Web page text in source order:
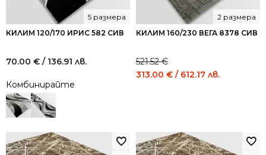
КИЛИМ 120/170 ИРИС 582 СИВ
5 размера
70.00 € / 136.91 лв.
Комбинирайте
КИЛИМ 160/230 ВЕГА 8378 СИВ
2 размера
521.52€
Original
1,020.00
лв..
313.00 € / 612.17 лв.
612.17
лв..